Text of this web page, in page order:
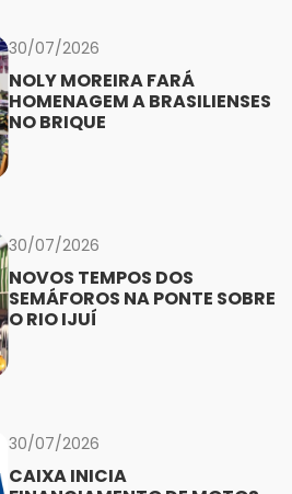
30/07/2026
NOLY MOREIRA FARÁ
HOMENAGEM A BRASILIENSES
NO BRIQUE
30/07/2026
NOVOS TEMPOS DOS
SEMÁFOROS NA PONTE SOBRE
O RIO IJUÍ
30/07/2026
CAIXA INICIA